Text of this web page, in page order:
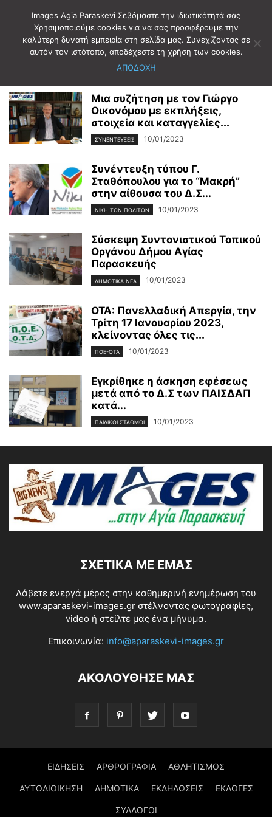
Αρχική 2023 Ιανουάριος 10
Ημερήσιο Αρχείο: 10/01/2023
Μια συζήτηση με τον Γιώργο
Οικονόμου με εκπλήξεις,
στοιχεία και καταγγελίες...
ΣΥΝΕΝΤΕΥΞΕΙΣ 10/01/2023
Συνέντευξη τύπου Γ.
Σταθόπουλου για το “Μακρή”
στην αίθουσα του Δ.Σ...
ΝΊΚΗ ΤΩΝ ΠΟΛΙΤΏΝ 10/01/2023
Σύσκεψη Συντονιστικού Τοπικού
Οργάνου Δήμου Αγίας
Παρασκευής
ΔΗΜΟΤΙΚΑ ΝΕΑ 10/01/2023
ΟΤΑ: Πανελλαδική Απεργία, την
Τρίτη 17 Ιανουαρίου 2023,
κλείνοντας όλες τις...
ΠΟΕ-ΟΤΑ 10/01/2023
Εγκρίθηκε η άσκηση εφέσεως
μετά από το Δ.Σ των ΠΑΙΣΔΑΠ
κατά...
ΠΑΙΔΙΚΟΙ ΣΤΑΘΜΟΙ 10/01/2023
ΣΧΕΤΙΚΆ ΜΕ ΕΜΆΣ
Λάβετε ενεργά μέρος στην καθημερινή ενημέρωση του
www.aparaskevi-images.gr στέλνοντας φωτογραφίες,
video ή στείλτε μας ένα μήνυμα.
Επικοινωνία: info@aparaskevi-images.gr
ΑΚΟΛΟΥΘΗΣΕ ΜΑΣ
ΕΙΔΗΣΕΙΣ ΑΡΘΡΟΓΡΑΦΙΑ ΑΘΛΗΤΙΣΜΟΣ
ΑΥΤΟΔΙΟΙΚΗΣΗ ΔΗΜΟΤΙΚΑ ΕΚΔΗΛΩΣΕΙΣ ΕΚΛΟΓΕΣ
ΣΥΛΛΟΓΟΙ
Images Agia Paraskevi Σεβόμαστε την ιδιωτικότητά σας
Χρησιμοποιούμε cookies για να σας προσφέρουμε την
καλύτερη δυνατή εμπειρία στη σελίδα μας. Συνεχίζοντας σε
αυτόν τον ιστότοπο, αποδέχεστε τη χρήση των cookies.
ΑΠΟΔΟΧΗ